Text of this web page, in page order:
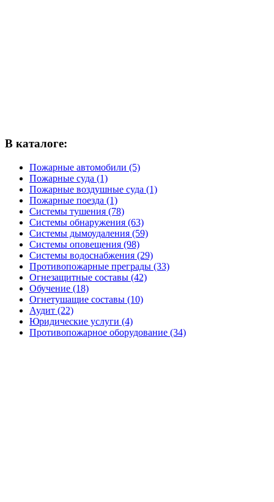
В каталоге:
Пожарные автомобили (5)
Пожарные суда (1)
Пожарные воздушные суда (1)
Пожарные поезда (1)
Системы тушения (78)
Системы обнаружения (63)
Системы дымоудаления (59)
Системы оповещения (98)
Системы водоснабжения (29)
Противопожарные преграды (33)
Огнезащитные составы (42)
Обучение (18)
Огнетушащие составы (10)
Аудит (22)
Юридические услуги (4)
Противопожарное оборудование (34)